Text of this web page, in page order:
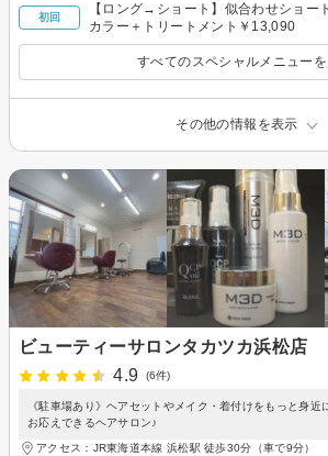
初回
【ロング→ショート】似合わせショー
カラー＋トリートメント￥13,090
すべてのスペシャルメニュー
その他の情報を表示
ビューティーサロンタカツカ浜松店
4.9
(6件)
《駐車場あり》ヘアセットやメイク・着付けをもっと身
お応えできるヘアサロン♪
アクセス：JR東海道本線 浜松駅 徒歩30分（車で9分）